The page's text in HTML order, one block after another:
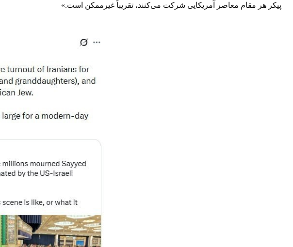
پیکر هر مقام معاصر آمریکایی شرکت می‌کنند، تقریباً غیرممکن است.»